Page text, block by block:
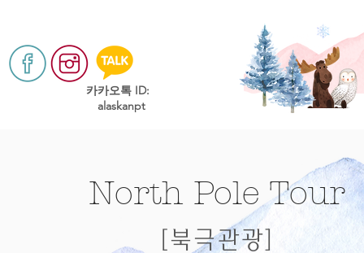
​카카오톡 ID:
alaskanpt
North Pole Tour
[북극관광]